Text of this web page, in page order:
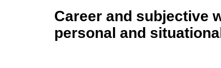
Career and subjective
personal and